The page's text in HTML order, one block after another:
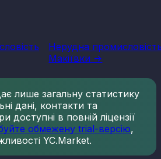
національного ВВП.
в тому числі географічне
надр, що багаті на різні
типу. Найбільш масштабним
Крім того, за рівнем запасів
облицювального типу, сірки,
вод, Україна займає провідні
в тому числі Європейського
Нерудна
Макіївки ->
лише загальну статистику
дані, контакти та
доступні в повній ліцензії
обмежену trial-версію,
YC.Market.